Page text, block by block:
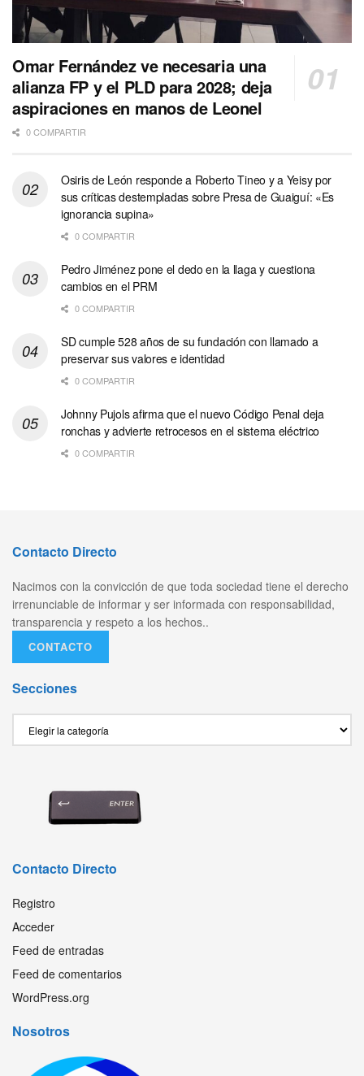
Omar Fernández ve necesaria una
alianza FP y el PLD para 2028; deja
aspiraciones en manos de Leonel
0 COMPARTIR
Osiris de León responde a Roberto Tineo y a Yeisy por
sus críticas destempladas sobre Presa de Guaiguí: «Es
ignorancia supina»
0 COMPARTIR
Pedro Jiménez pone el dedo en la llaga y cuestiona
cambios en el PRM
0 COMPARTIR
SD cumple 528 años de su fundación con llamado a
preservar sus valores e identidad
0 COMPARTIR
Johnny Pujols afirma que el nuevo Código Penal deja
ronchas y advierte retrocesos en el sistema eléctrico
0 COMPARTIR
Contacto Directo
Nacimos con la convicción de que toda sociedad tiene el derecho
irrenunciable de informar y ser informada con responsabilidad,
transparencia y respeto a los hechos..
CONTACTO
Secciones
Contacto Directo
Registro
Acceder
Feed de entradas
Feed de comentarios
WordPress.org
Nosotros